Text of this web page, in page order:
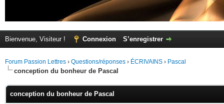
Bienvenue, Visiteur ! Connexion S’enregistrer
Forum Passion Lettres › Questions/réponses › ÉCRIVAINS › Pascal
conception du bonheur de Pascal
conception du bonheur de Pascal